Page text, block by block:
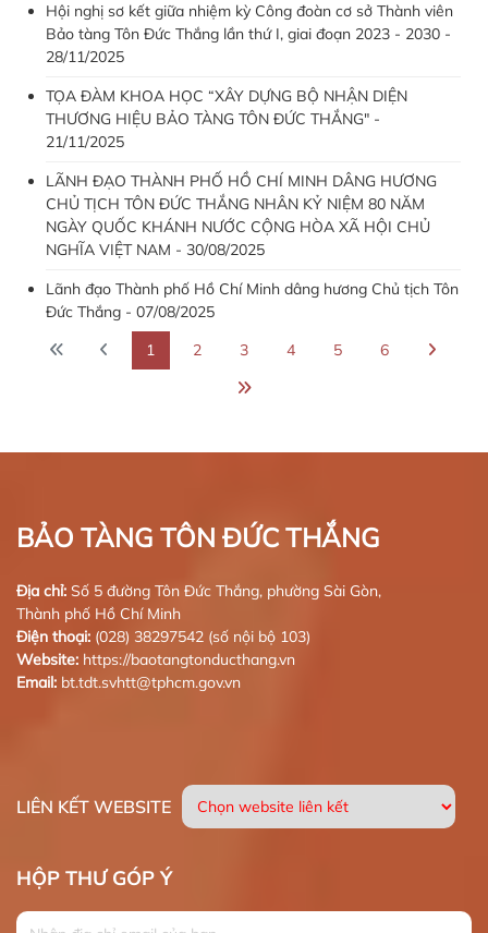
Hội nghị sơ kết giữa nhiệm kỳ Công đoàn cơ sở Thành viên
Bảo tàng Tôn Đức Thắng lần thứ I, giai đoạn 2023 - 2030 -
28/11/2025
TỌA ĐÀM KHOA HỌC “XÂY DỰNG BỘ NHẬN DIỆN
THƯƠNG HIỆU BẢO TÀNG TÔN ĐỨC THẮNG" -
21/11/2025
LÃNH ĐẠO THÀNH PHỐ HỒ CHÍ MINH DÂNG HƯƠNG
CHỦ TỊCH TÔN ĐỨC THẮNG NHÂN KỶ NIỆM 80 NĂM
NGÀY QUỐC KHÁNH NƯỚC CỘNG HÒA XÃ HỘI CHỦ
NGHĨA VIỆT NAM - 30/08/2025
Lãnh đạo Thành phố Hồ Chí Minh dâng hương Chủ tịch Tôn
Đức Thắng - 07/08/2025
1
2 3 4 5 6
BẢO TÀNG TÔN ĐỨC THẮNG
Địa chỉ: Số 5 đường Tôn Đức Thắng, phường Sài Gòn,
Thành phố Hồ Chí Minh
Điện thoại: (028) 38297542 (số nội bộ 103)
Website: https://baotangtonducthang.vn
Email: bt.tdt.svhtt@tphcm.gov.vn
LIÊN KẾT WEBSITE
HỘP THƯ GÓP Ý